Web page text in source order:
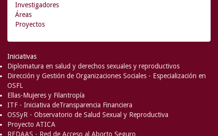
Investigadores
Áreas
Proyectos
Iniciativas
Diplomatura en salud y derechos sexuales y reproductivos
Dirección y Gestión de Organizaciones Sociales - Especialización en
OSFL
Ellas-Mujeres y Filantropía
ITF - Iniciativa deTransparencia Financiera
OSSyR - Observatorio de Salud Sexual y Reproductiva
Proyecto ATICA
REDAAS - Red de Acceso al Aborto Seguro